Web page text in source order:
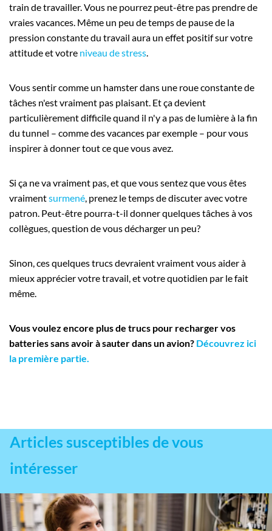
train de travailler. Vous ne pourrez peut-être pas prendre de
vraies vacances. Même un peu de temps de pause de la
pression constante du travail aura un effet positif sur votre
attitude et votre niveau de stress.
Vous sentir comme un hamster dans une roue constante de
tâches n'est vraiment pas plaisant. Et ça devient
particulièrement difficile quand il n'y a pas de lumière à la fin
du tunnel – comme des vacances par exemple – pour vous
inspirer à donner tout ce que vous avez.
Si ça ne va vraiment pas, et que vous sentez que vous êtes
vraimentsurmené, prenez le temps de discuter avec votre
patron. Peut-être pourra-t-il donner quelques tâches à vos
collègues, question de vous décharger un peu?
Sinon, ces quelques trucs devraient vraiment vous aider à
mieux apprécier votre travail, et votre quotidien par le fait
même.
Vous voulez encore plus de trucs pour recharger vos
batteries sans avoir à sauter dans un avion? Découvrez ici
la première partie.
Articles susceptibles de vous
intéresser